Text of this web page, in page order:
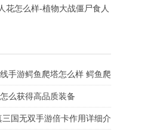
花怎么样-植物大战僵尸食人
手游鳄鱼爬塔怎么样 鳄鱼爬
么获得高品质装备
国无双手游倍卡作用详细介